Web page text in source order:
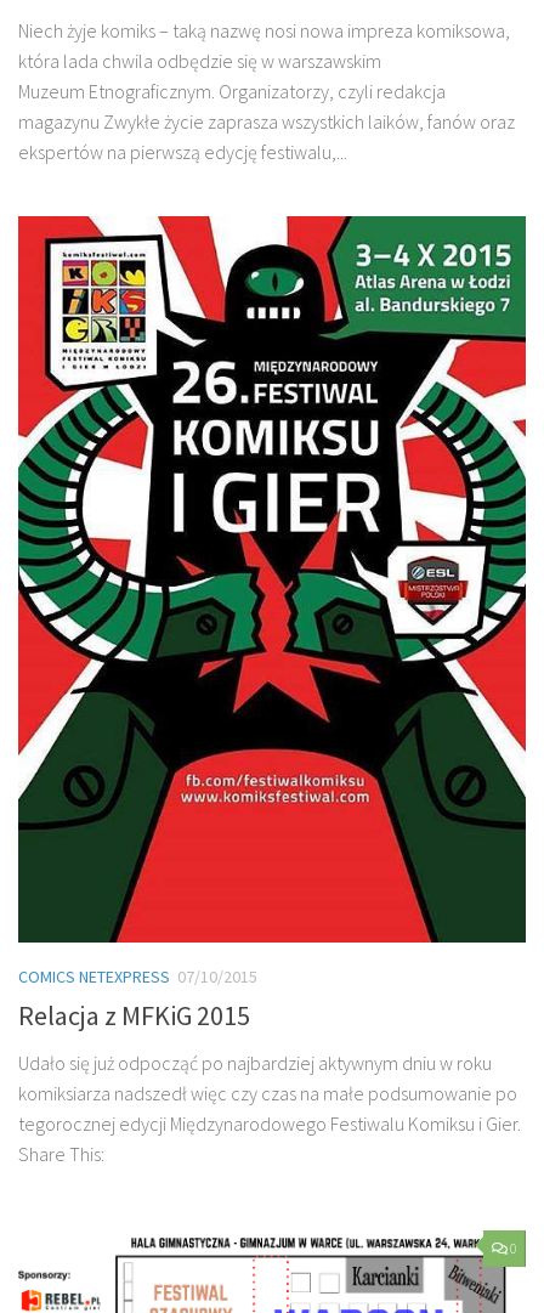
Niech żyje komiks – taką nazwę nosi nowa impreza komiksowa,
która lada chwila odbędzie się w warszawskim
Muzeum Etnograficznym. Organizatorzy, czyli redakcja
magazynu Zwykłe życie zaprasza wszystkich laików, fanów oraz
ekspertów na pierwszą edycję festiwalu,...
COMICS NETEXPRESS 07/10/2015
Relacja z MFKiG 2015
Udało się już odpocząć po najbardziej aktywnym dniu w roku
komiksiarza nadszedł więc czy czas na małe podsumowanie po
tegorocznej edycji Międzynarodowego Festiwalu Komiksu i Gier.
Share This:
0